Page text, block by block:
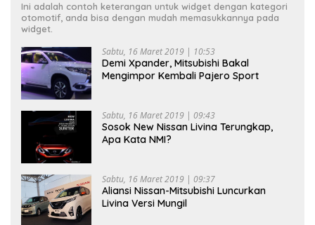
Ini adalah contoh keterangan untuk widget dengan kategori
otomotif, anda bisa dengan mudah memasukkannya pada
widget.
Sabtu, 16 Maret 2019 | 10:53
Demi Xpander, Mitsubishi Bakal
Mengimpor Kembali Pajero Sport
Sabtu, 16 Maret 2019 | 09:43
Sosok New Nissan Livina Terungkap,
Apa Kata NMI?
Sabtu, 16 Maret 2019 | 09:37
Aliansi Nissan-Mitsubishi Luncurkan
Livina Versi Mungil